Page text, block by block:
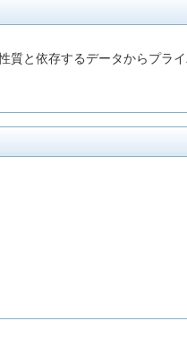
質と依存するデータからプ